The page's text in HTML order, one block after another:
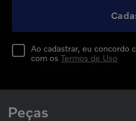
Ao cadastrar, eu concordo
com os Termos de Uso
Peças